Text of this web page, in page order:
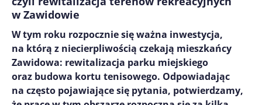
w Zawidowie
W tym roku rozpocznie się ważna inwestycja,
na którą z niecierpliwością czekają mieszkańcy
Zawidowa: rewitalizacja parku miejskiego
oraz budowa kortu tenisowego. Odpowiadając
na często pojawiające się pytania, potwierdzamy,